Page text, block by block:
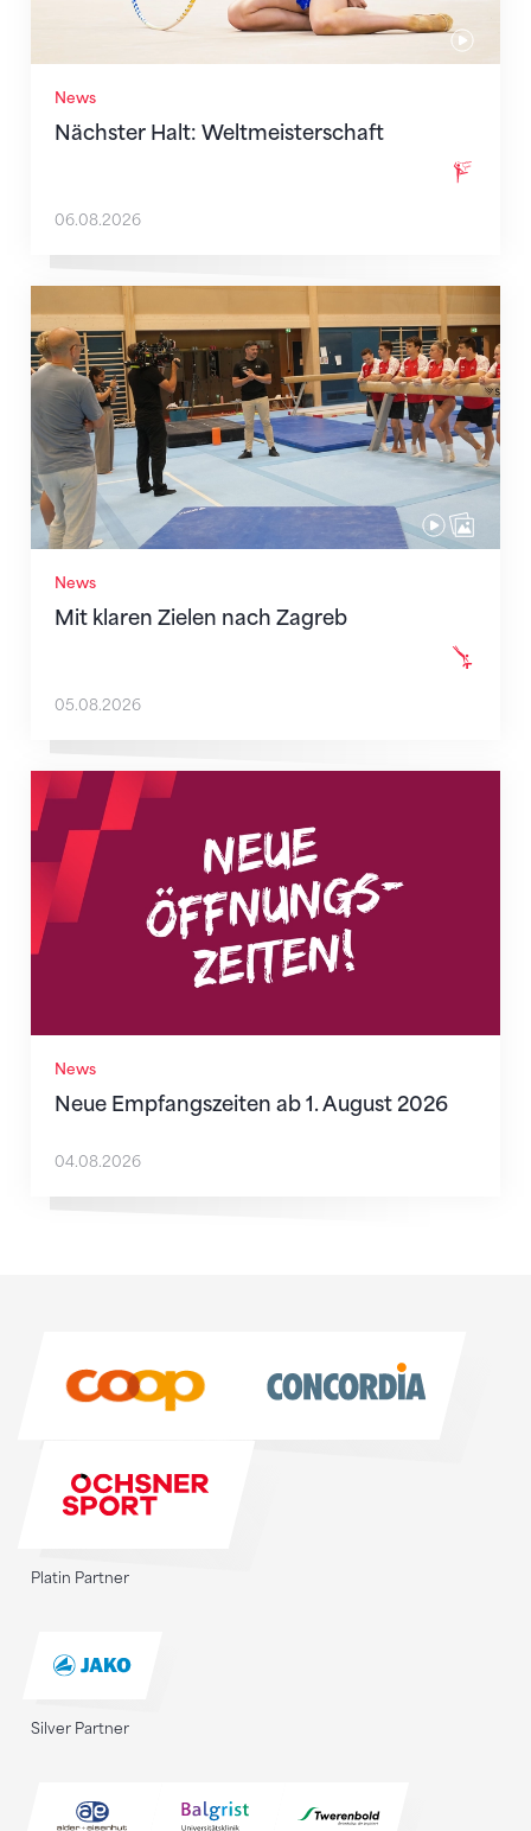
News
Nächster Halt: Weltmeisterschaft
06.08.2026
News
Mit klaren Zielen nach Zagreb
Mit klaren Zielen nach Zagreb
05.08.2026
News
Neue Empfangszeiten ab 1. August 2026
Neue Empfangszeiten ab 1. August 2026
04.08.2026
Platin Partner
Silver Partner